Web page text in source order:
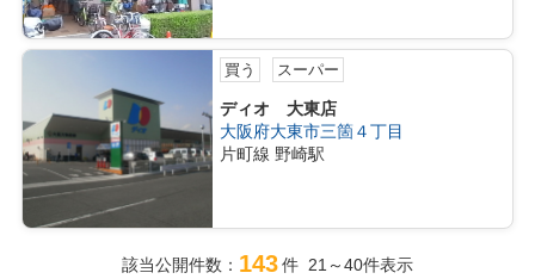
買う スーパー
ディオ 大東店
大阪府大東市三箇４丁目
片町線 野崎駅
該当公開件数： 143件 21～40件表示